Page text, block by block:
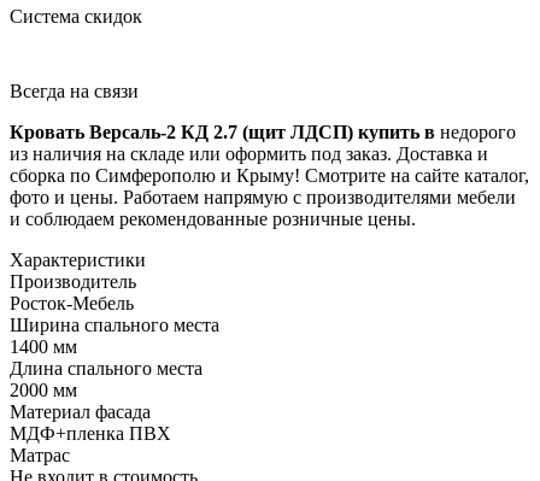
Система скидок
Всегда на связи
Кровать Версаль-2 КД 2.7 (щит ЛДСП) купить в недорого
из наличия на складе или оформить под заказ. Доставка и
сборка по Симферополю и Крыму! Смотрите на сайте каталог,
фото и цены. Работаем напрямую с производителями мебели
и соблюдаем рекомендованные розничные цены.
Характеристики
Производитель
Росток-Мебель
Ширина спального места
1400 мм
Длина спального места
2000 мм
Материал фасада
МДФ+пленка ПВХ
Матрас
Не входит в стоимость